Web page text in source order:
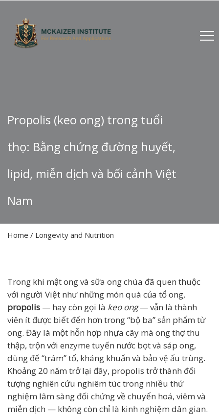
Propolis (keo ong) trong tuổi
thọ: Bằng chứng đường huyết,
lipid, miễn dịch và bối cảnh Việt
Nam
Home / Longevity and Nutrition
Trong khi mật ong và sữa ong chúa đã quen thuộc
với người Việt như những món quà của tổ ong,
propolis — hay còn gọi là keo ong— vẫn là thành
viên ít được biết đến hơn trong “bộ ba” sản phẩm từ
ong. Đây là một hỗn hợp nhựa cây mà ong thợ thu
thập, trộn với enzyme tuyến nước bọt và sáp ong,
dùng để “trám” tổ, kháng khuẩn và bảo vệ ấu trùng.
Khoảng 20 năm trở lại đây, propolis trở thành đối
tượng nghiên cứu nghiêm túc trong nhiều thử
nghiệm lâm sàng đối chứng về chuyển hoá, viêm và
miễn dịch — không còn chỉ là kinh nghiệm dân gian.